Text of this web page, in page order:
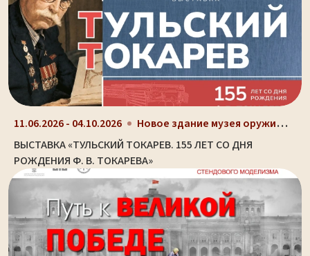
11.06.2026 - 04.10.2026 Новое здание музея оружия (ул. Октябрьская, д. 2)
ВЫСТАВКА «ТУЛЬСКИЙ ТОКАРЕВ. 155 ЛЕТ СО ДНЯ
РОЖДЕНИЯ Ф. В. ТОКАРЕВА»